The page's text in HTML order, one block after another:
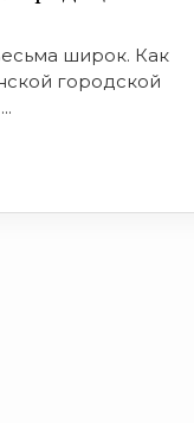
широк. Как
городской